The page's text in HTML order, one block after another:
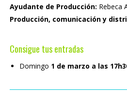
Ayudante de Producción: Rebeca
Producción, comunicación y
Consigue tus entradas
Domingo 1 de marzo a las